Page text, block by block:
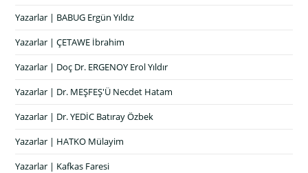
Yazarlar | BABUG Ergün Yıldız
Yazarlar | ÇETAWE İbrahim
Yazarlar | Doç Dr. ERGENOY Erol Yıldır
Yazarlar | Dr. MEŞFEŞ'Ü Necdet Hatam
Yazarlar | Dr. YEDİC Batıray Özbek
Yazarlar | HATKO Mülayim
Yazarlar | Kafkas Faresi